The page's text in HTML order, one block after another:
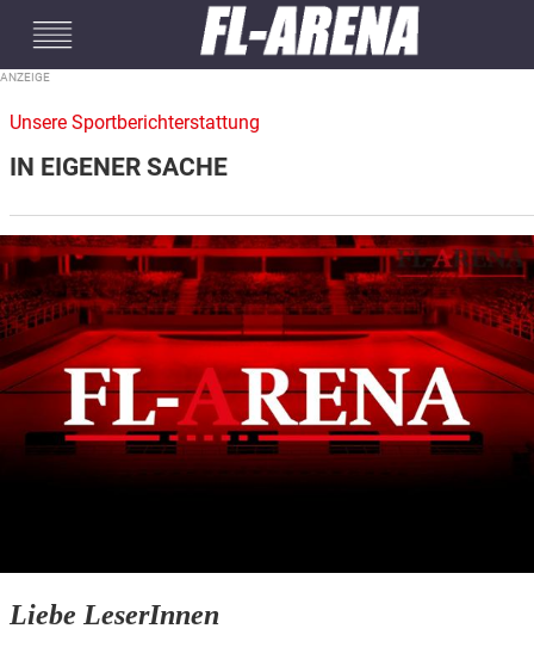
Unsere Sportberichterstattung
IN EIGENER SACHE
Liebe LeserInnen